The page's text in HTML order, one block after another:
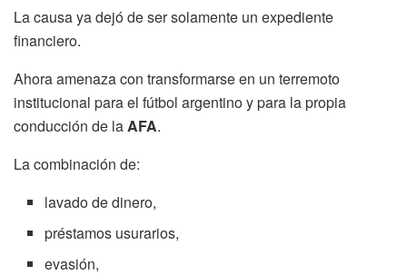
La causa ya dejó de ser solamente un expediente
financiero.
Ahora amenaza con transformarse en un terremoto
institucional para el fútbol argentino y para la propia
conducción de laAFA.
La combinación de:
lavado de dinero,
préstamos usurarios,
evasión,